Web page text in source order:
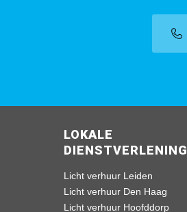
LOKALE
DIENSTVERLENING
Licht verhuur Leiden
Licht verhuur Den Haag
Licht verhuur Hoofddorp